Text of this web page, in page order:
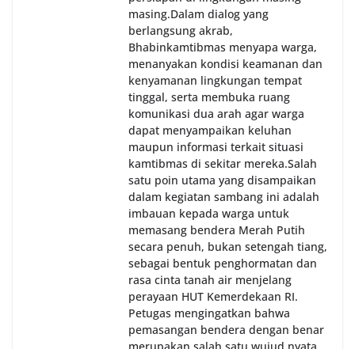
masing.‎Dalam dialog yang
berlangsung akrab,
Bhabinkamtibmas menyapa warga,
menanyakan kondisi keamanan dan
kenyamanan lingkungan tempat
tinggal, serta membuka ruang
komunikasi dua arah agar warga
dapat menyampaikan keluhan
maupun informasi terkait situasi
kamtibmas di sekitar mereka.‎‎‎Salah
satu poin utama yang disampaikan
dalam kegiatan sambang ini adalah
imbauan kepada warga untuk
memasang bendera Merah Putih
secara penuh, bukan setengah tiang,
sebagai bentuk penghormatan dan
rasa cinta tanah air menjelang
perayaan HUT Kemerdekaan RI.
Petugas mengingatkan bahwa
pemasangan bendera dengan benar